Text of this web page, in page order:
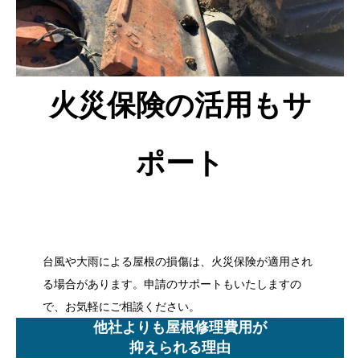
火災保険の活用もサ
ポート
台風や大雨による屋根の損傷は、火災保険が適用され
る場合があります。申請のサポートもいたしますの
で、お気軽にご相談ください。
他社よりも屋根修理費用が
抑えられる理由